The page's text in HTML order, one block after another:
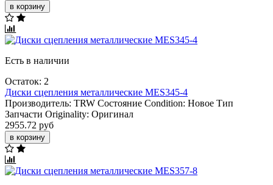
в корзину
Есть в наличии
Остаток: 2
Диски сцепления металлические MES345-4
Производитель: TRW Состояние Condition: Новое Тип
Запчасти Originality: Оригинал
2955.72 руб
в корзину